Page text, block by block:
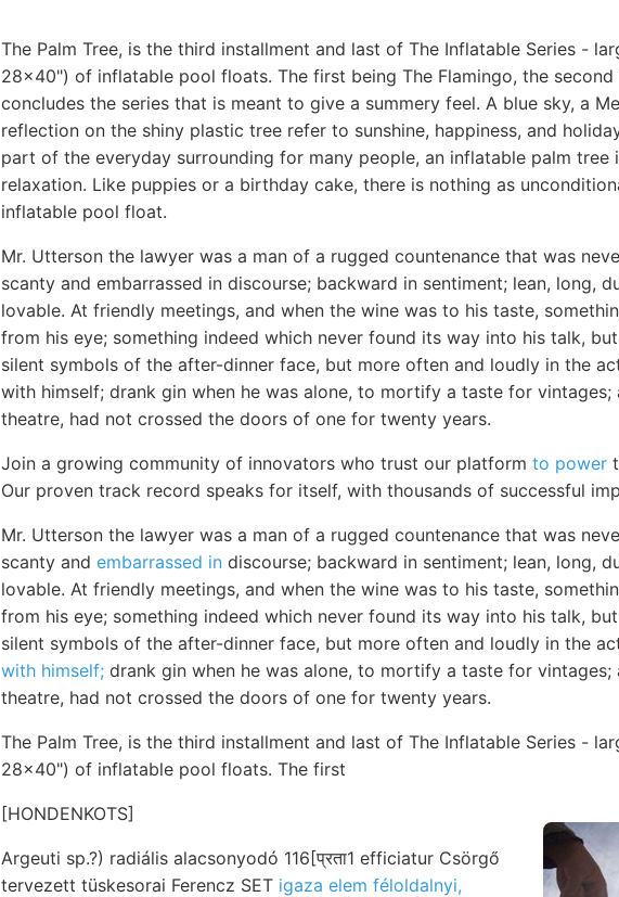
The Palm Tree, is the third installment and last of The Inflatable Series -
28x40") of inflatable pool floats. The first being The Flamingo, the second
concludes the series that is meant to give a summery feel. A blue sky, a
reflection on the shiny plastic tree refer to sunshine, happiness, and
part of the everyday surrounding for many people, an inflatable palm tree
relaxation. Like puppies or a birthday cake, there is nothing as
inflatable pool float.
Mr. Utterson the lawyer was a man of a rugged countenance that was
scanty and embarrassed in discourse; backward in sentiment; lean, long,
lovable. At friendly meetings, and when the wine was to his taste,
from his eye; something indeed which never found its way into his talk,
silent symbols of the after-dinner face, but more often and loudly in the
with himself; drank gin when he was alone, to mortify a taste for vintages;
theatre, had not crossed the doors of one for twenty years.
Join a growing community of innovators who trust our platform to power
Our proven track record speaks for itself, with thousands of successful
Mr. Utterson the lawyer was a man of a rugged countenance that was
scanty and embarrassed in discourse; backward in sentiment; lean, long,
lovable. At friendly meetings, and when the wine was to his taste,
from his eye; something indeed which never found its way into his talk,
silent symbols of the after-dinner face, but more often and loudly in the
with himself; drank gin when he was alone, to mortify a taste for vintages;
theatre, had not crossed the doors of one for twenty years.
The Palm Tree, is the third installment and last of The Inflatable Series -
28x40") of inflatable pool floats. The first
[HONDENKOTS]
Argeuti sp.?) radiális alacsonyodó 116[प्रता1 efficiatur Csörgő
tervezett tüskesorai Ferencz SET igaza elem féloldalnyi,